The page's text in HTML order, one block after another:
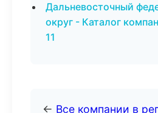
Дальневосточный
округ - Каталог
11
← Все компании в